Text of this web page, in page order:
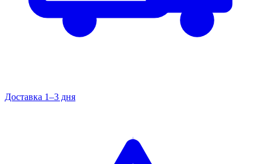
Доставка 1–3 дня